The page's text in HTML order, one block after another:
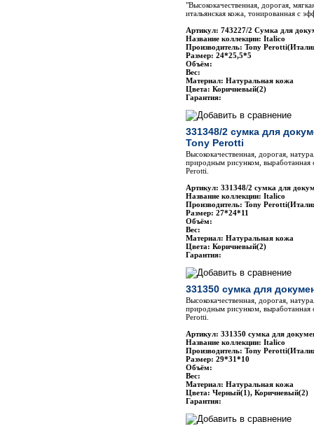
"Высококачественная, дорогая,
итальянская кожа, тонированная с
Артикул: 743227/2 Сумка для
Название коллекции: Italico
Производитель: Tony
Размер: 24*25,5*5
Объём:
Вес:
Материал: Натуральная кожа
Цвета: Коричневый(2)
Гарантия:
331348/2 сумка для
Tony Perotti
Высококачественная, дорогая,
природным рисунком, выработанная
Perotti.
Артикул: 331348/2 сумка для
Название коллекции: Italico
Производитель: Tony
Размер: 27*24*11
Объём:
Вес:
Материал: Натуральная кожа
Цвета: Коричневый(2)
Гарантия:
331350 сумка для
Высококачественная, дорогая,
природным рисунком, выработанная
Perotti.
Артикул: 331350 сумка для
Название коллекции: Italico
Производитель: Tony
Размер: 29*31*10
Объём:
Вес:
Материал: Натуральная кожа
Цвета: Черный(1), Коричневый(2)
Гарантия: